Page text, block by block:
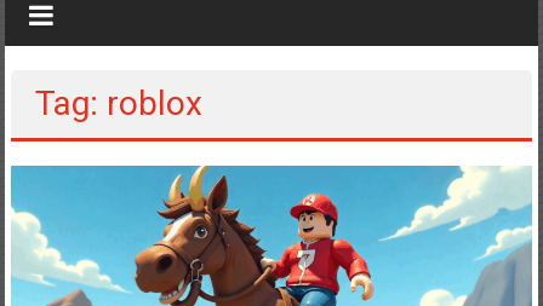
Tag: roblox